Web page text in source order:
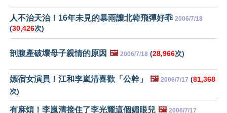
人不治天治！16年未見的暴雨讓北韓飛彈好乖 2006/7/18
(30,426次)
剖腹產破壞母子親情的原因 🖼️ 2006/7/18 (28,966次)
嫖宿女演員！江和李嵐清喜歡「公幹」 🖼️ 2006/7/17 (81,368
次)
有麻煩！李嵐清接住了李光耀這個媚眼兒 🖼️ 2006/7/17